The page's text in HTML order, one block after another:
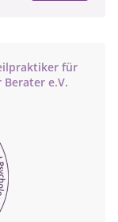
für
e.V.